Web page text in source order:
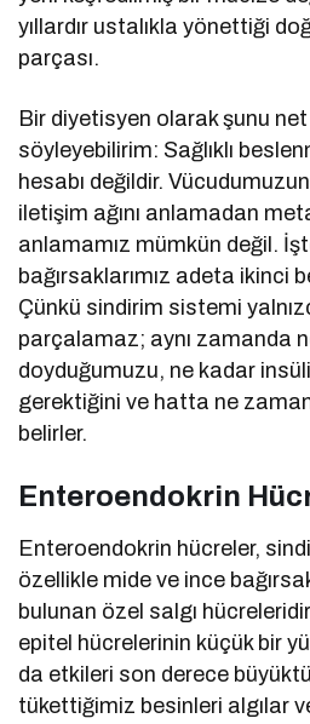
yıllardır ustalıkla yönettiği
parçası.
Bir diyetisyen olarak şunu
söyleyebilirim: Sağlıklı
hesabı değildir.
iletişim ağını anlamadan
anlamamız mümkün değil.
bağırsaklarımız adeta ikinci
Çünkü sindirim sistemi
parçalamaz; aynı zamanda
doyduğumuzu, ne kadar
gerektiğini ve hatta ne zaman
belirler.
Enteroendokrin
Enteroendokrin hücreler,
özellikle mide ve ince
bulunan özel salgı
epitel hücrelerinin küçük bir
da etkileri son derece
tükettiğimiz besinleri algılar